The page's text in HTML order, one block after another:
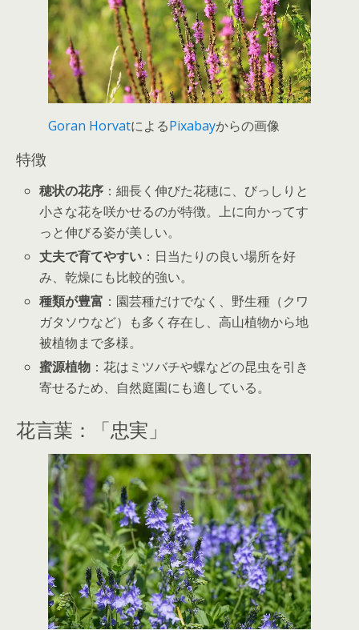
Goran HorvatによるPixabayからの画像
特徴
穂状の花序 ：細長く伸びた花穂に、びっしりと
小さな花を咲かせるのが特徴。上に向かってす
っと伸びる姿が美しい。
丈夫で育てやすい ：日当たりの良い場所を好
み、乾燥にも比較的強い。
種類が豊富 ：園芸種だけでなく、野生種（クワ
ガタソウなど）も多く存在し、高山植物から地
被植物まで多様。
蜜源植物 ：花はミツバチや蝶などの昆虫を引き
寄せるため、自然庭園にも適している。
花言葉：「忠実」